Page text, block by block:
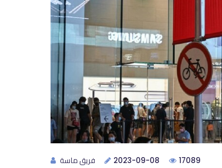
فريق ماسة 2023-09-08 17089